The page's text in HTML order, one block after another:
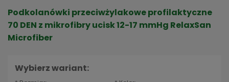
Podkolanówki przeciwżylakowe profilaktyczne
70 DEN z mikrofibry ucisk 12-17 mmHg RelaxSan
Microfiber
Wybierz wariant: